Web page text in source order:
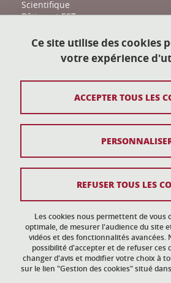
Scientifique
Bâtiment EST
38400 Saint-Martin-d'Hères
action-culturelle@univ-grenoble-
Plan du site
Données personnelles
Gestion des cookies
Accessibilité : non conforme
Ce site utilise des cookies
votre expérience
Les cookies nous permettent de vous
optimale, de mesurer l'audience du site
vidéos et des fonctionnalités avancées.
possibilité d'accepter et de refuser ces
changer d'avis et modifier votre choix à
sur le lien "Gestion des cookies" situé
ACCEPTER TOUS LES
REFUSER TOUS LES